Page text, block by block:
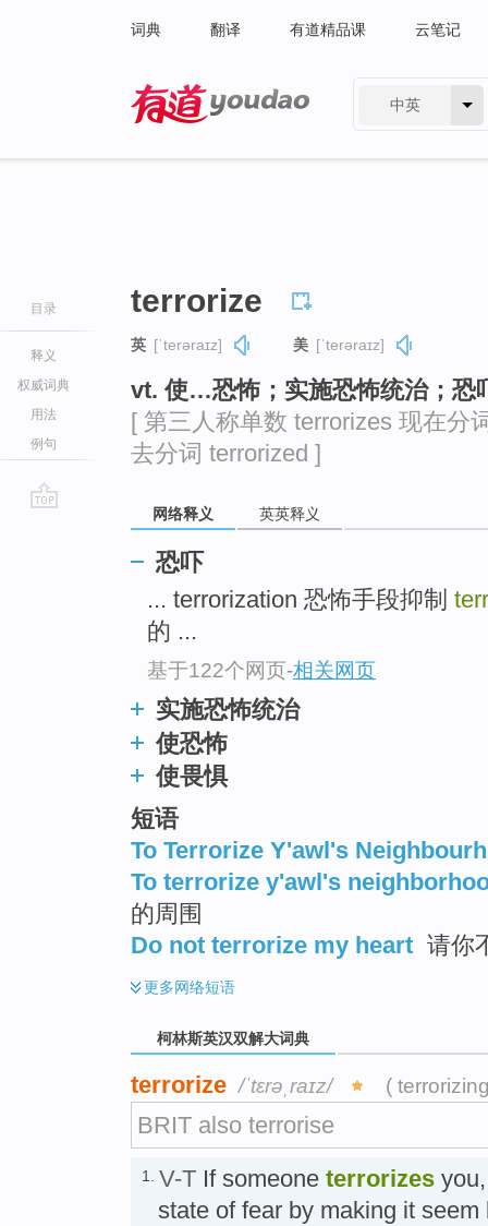
词典 翻译 有道精品课 云笔记
中英
目录
释义
权威词典
用法
例句
terrorize
英 [ˈterəraɪz] 美 [ˈterəraɪz]
vt. 使…恐怖；实施恐怖统治；恐
[ 第三人称单数 terrorizes 现在分
去分词 terrorized ]
网络释义 英英释义
恐吓
... terrorization 恐怖手段抑制
的 ...
基于122个网页-相关网页
实施恐怖统治
使恐怖
使畏惧
短语
To Terrorize Y'awl's
To terrorize y'awl's
的周围
Do not terrorize my heart 请你
更多网络短语
柯林斯英汉双解大词典
terrorize /ˈtɛrəˌraɪz/ (
BRIT also terrorise
1. V-T If someone terrorizes
state of fear by making it